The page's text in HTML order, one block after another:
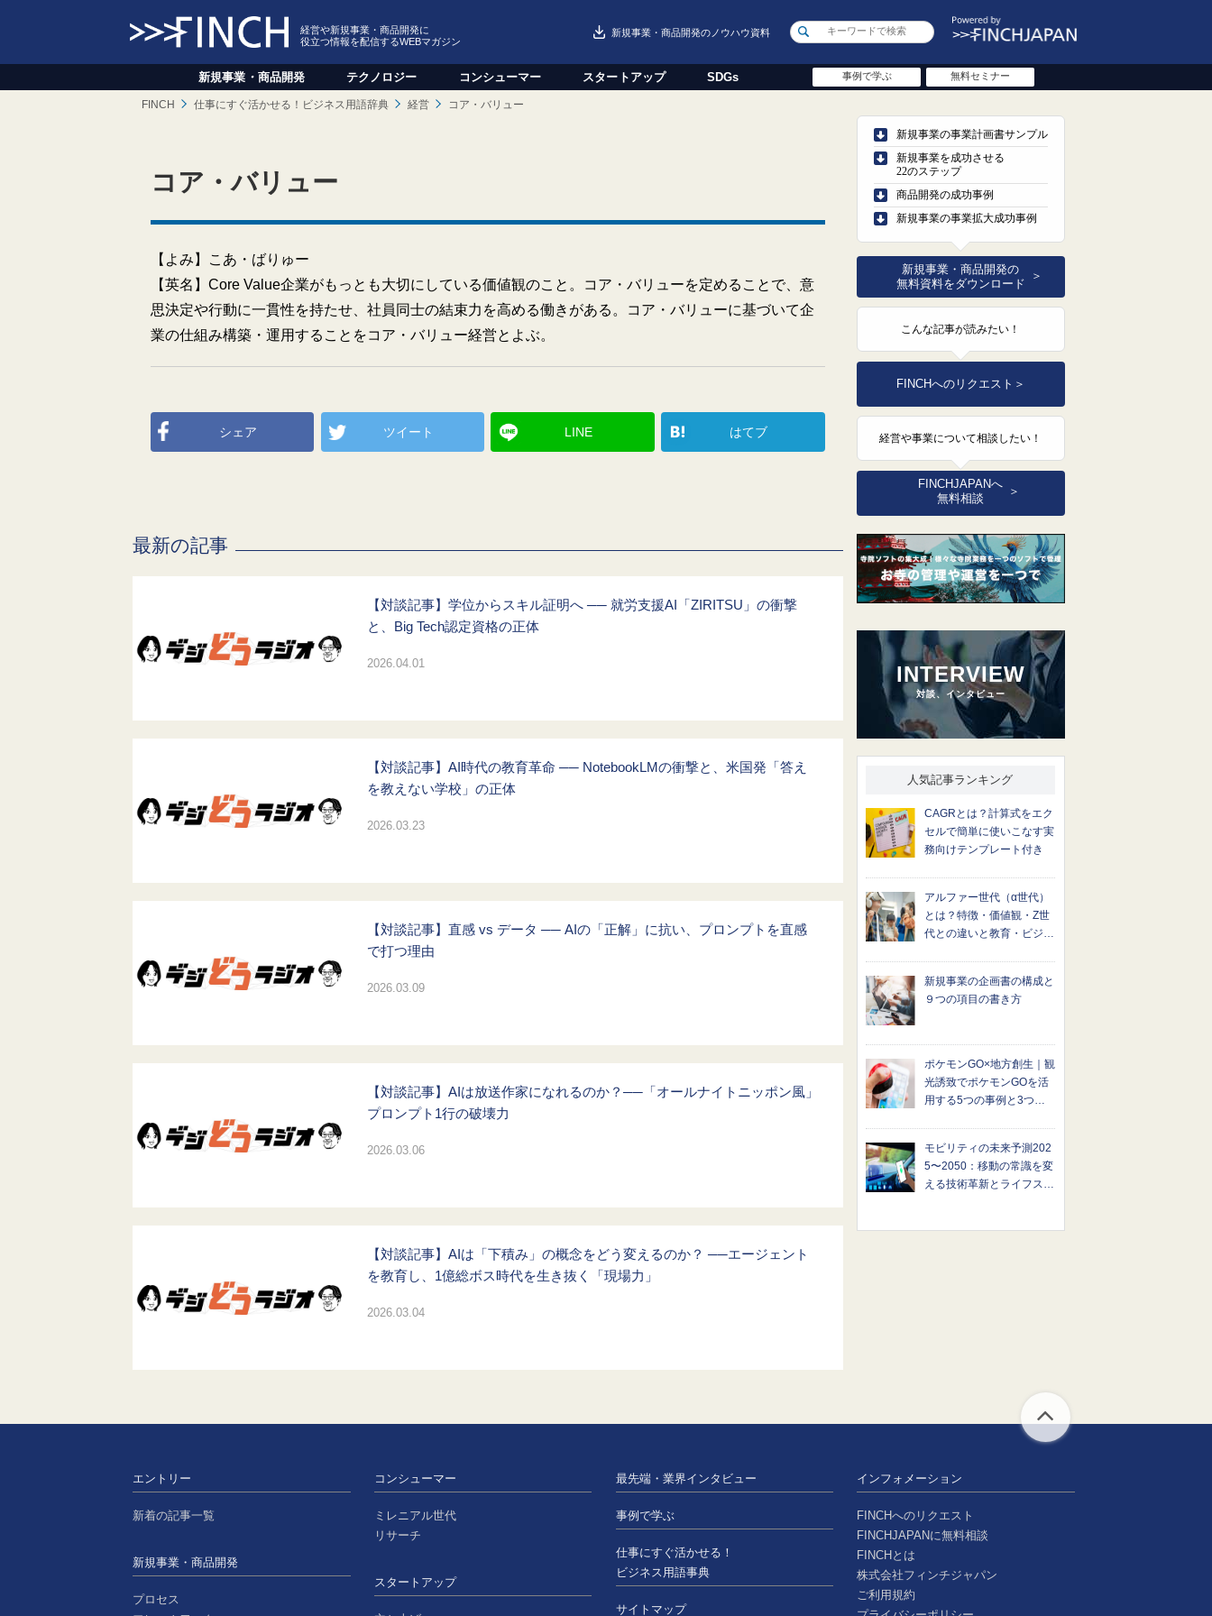
経営や新規事業・商品開発に
役立つ情報を配信するWEBマガジン
新規事業・商品開発のノウハウ資料
新規事業 ・ 商品開発 テクノロジー コンシューマー スタートアップ SDGs 事例で学ぶ 無料セミナー
FINCH 仕事にすぐ活かせる！ビジネス用語辞典 経営 コア・バリュー
コア・バリュー
【よみ】こあ・ばりゅー
【英名】Core Value企業がもっとも大切にしている価値観のこと。コア・バリューを定めることで、意
思決定や行動に一貫性を持たせ、社員同士の結束力を高める働きがある。コア・バリューに基づいて企
業の仕組み構築・運用することをコア・バリュー経営とよぶ。
シェア ツイート LINE はてブ
最新の記事
【対談記事】学位からスキル証明へ ── 就労支援AI「ZIRITSU」の衝撃
と、Big Tech認定資格の正体
2026.04.01
【対談記事】AI時代の教育革命 ── NotebookLMの衝撃と、米国発「答え
を教えない学校」の正体
2026.03.23
【対談記事】直感 vs データ ── AIの「正解」に抗い、プロンプトを直感
で打つ理由
2026.03.09
【対談記事】AIは放送作家になれるのか？──「オールナイトニッポン風」
プロンプト1行の破壊力
2026.03.06
【対談記事】AIは「下積み」の概念をどう変えるのか？ ──エージェント
を教育し、1億総ボス時代を生き抜く「現場力」
2026.03.04
新規事業の事業計画書サンプル
新規事業を成功させる
22のステップ
商品開発の成功事例
新規事業の事業拡大成功事例
新規事業・商品開発の
無料資料をダウンロード
＞
こんな記事が読みたい！
FINCHへのリクエスト ＞
経営や事業について相談したい！
FINCHJAPANへ
無料相談
＞
INTERVIEW
対談、インタビュー
人気記事ランキング
CAGRとは？計算式をエク
セルで簡単に使いこなす実
務向けテンプレート付き
アルファー世代（α世代）
とは？特徴・価値観・Z世
代との違いと教育・ビジネ
新規事業の企画書の構成と
９つの項目の書き方
ポケモンGO×地方創生｜観
光誘致でポケモンGOを活
用する5つの事例と3つの
モビリティの未来予測202
5〜2050：移動の常識を変
える技術革新とライフスタ
エントリー
新着の記事一覧
新規事業・商品開発
プロセス
コンシューマー
ミレニアル世代
リサーチ
スタートアップ
最先端・業界インタビュー
事例で学ぶ
仕事にすぐ活かせる！
ビジネス用語事典
サイトマップ
インフォメーション
FINCHへのリクエスト
FINCHJAPANに無料相談
FINCHとは
株式会社フィンチジャパン
ご利用規約